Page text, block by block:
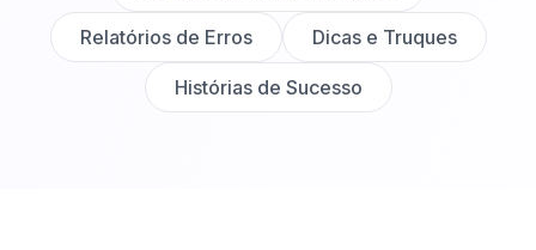
Relatórios de Erros Dicas e Truques
Histórias de Sucesso